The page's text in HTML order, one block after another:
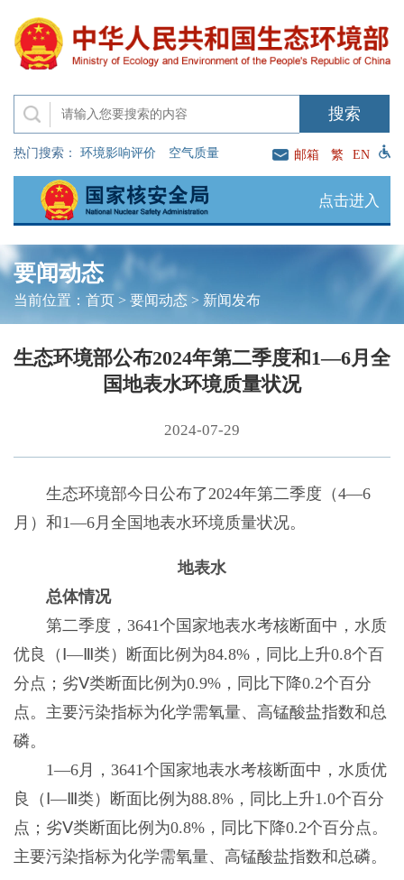
热门搜索： 环境影响评价 空气质量 邮箱 繁 EN
点击进入
要闻动态
当前位置： 首页> 要闻动态 > 新闻发布
生态环境部公布2024年第二季度和1—6月全
国地表水环境质量状况
2024-07-29
生态环境部今日公布了2024年第二季度（4—6
月）和1—6月全国地表水环境质量状况。
地表水
总体情况
第二季度，3641个国家地表水考核断面中，水质
优良（Ⅰ—Ⅲ类）断面比例为84.8%，同比上升0.8个百
分点；劣Ⅴ类断面比例为0.9%，同比下降0.2个百分
点。主要污染指标为化学需氧量、高锰酸盐指数和总
磷。
1—6月，3641个国家地表水考核断面中，水质优
良（Ⅰ—Ⅲ类）断面比例为88.8%，同比上升1.0个百分
点；劣Ⅴ类断面比例为0.8%，同比下降0.2个百分点。
主要污染指标为化学需氧量、高锰酸盐指数和总磷。